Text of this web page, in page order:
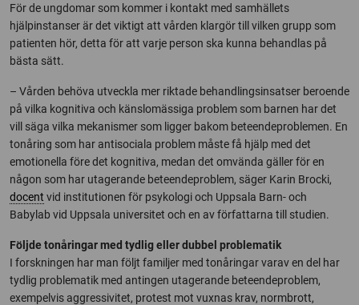
För de ungdomar som kommer i kontakt med samhällets
hjälpinstanser är det viktigt att vården klargör till vilken grupp som
patienten hör, detta för att varje person ska kunna behandlas på
bästa sätt.
– Vården behöva utveckla mer riktade behandlingsinsatser beroende
på vilka kognitiva och känslomässiga problem som barnen har det
vill säga vilka mekanismer som ligger bakom beteendeproblemen. En
tonåring som har antisociala problem måste få hjälp med det
emotionella före det kognitiva, medan det omvända gäller för en
någon som har utagerande beteendeproblem, säger Karin Brocki,
docent vid institutionen för psykologi och Uppsala Barn- och
Babylab vid Uppsala universitet och en av författarna till studien.
Följde tonåringar med tydlig eller dubbel problematik
I forskningen har man följt familjer med tonåringar varav en del har
tydlig problematik med antingen utagerande beteendeproblem,
exempelvis aggressivitet, protest mot vuxnas krav, normbrott,